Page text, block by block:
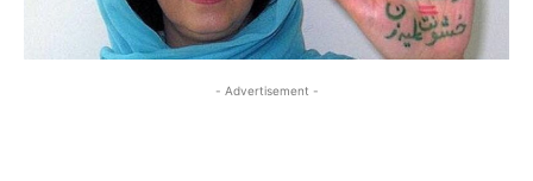
- Advertisement -